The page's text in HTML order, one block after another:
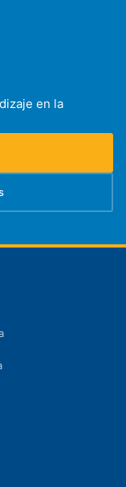
en la
una nueva pestaña)
nueva pestaña)